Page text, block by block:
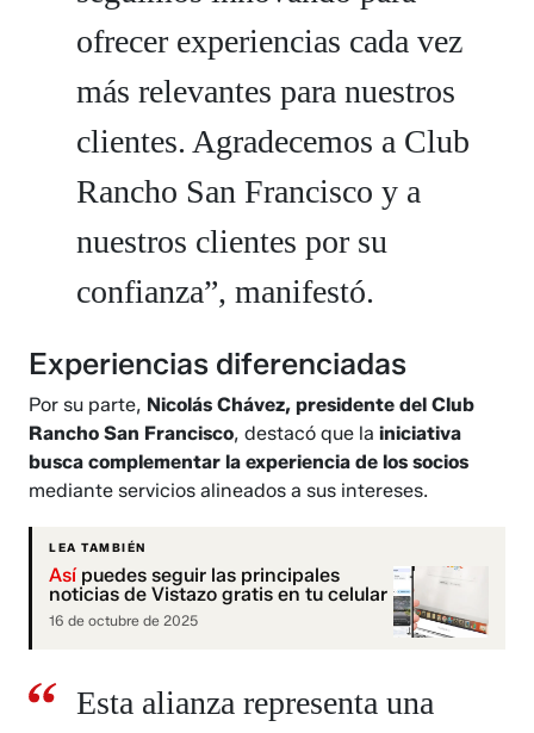
ofrecer experiencias cada vez
más relevantes para nuestros
clientes. Agradecemos a Club
Rancho San Francisco y a
nuestros clientes por su
confianza”, manifestó.
Experiencias diferenciadas
Por su parte, Nicolás Chávez, presidente del Club
Rancho San Francisco, destacó que lainiciativa
busca complementar la experiencia de los socios
mediante servicios alineados a sus intereses.
LEA TAMBIÉN
Asípuedes seguir las principales
noticias de Vistazo gratis en tu celular
16 de octubre de 2025
Esta alianza representa una